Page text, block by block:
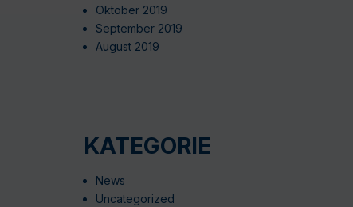
Oktober 2019
September 2019
August 2019
KATEGORIE
News
Uncategorized